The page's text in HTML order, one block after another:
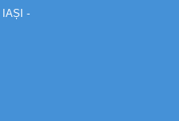
IAȘI -